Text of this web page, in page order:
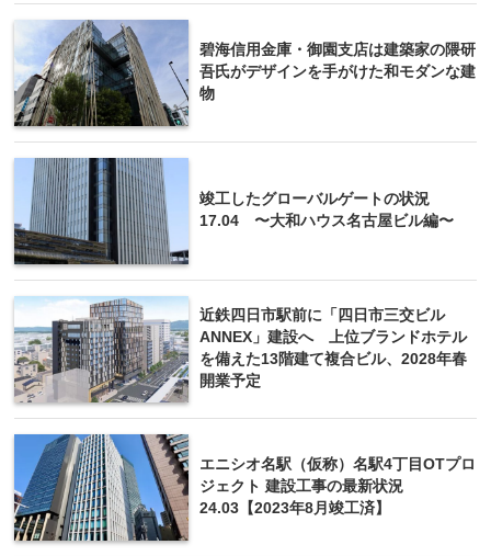
碧海信用金庫・御園支店は建築家の隈研
吾氏がデザインを手がけた和モダンな建
物
竣工したグローバルゲートの状況
17.04 〜大和ハウス名古屋ビル編〜
近鉄四日市駅前に「四日市三交ビル
ANNEX」建設へ 上位ブランドホテル
を備えた13階建て複合ビル、2028年春
開業予定
エニシオ名駅（仮称）名駅4丁目OTプロ
ジェクト 建設工事の最新状況
24.03【2023年8月竣工済】